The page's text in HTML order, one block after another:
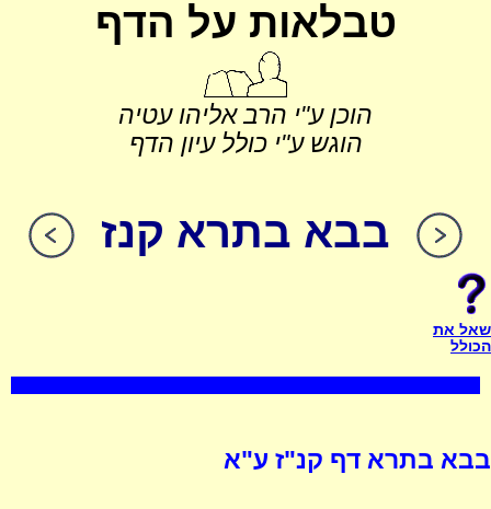
טבלאות על הדף
הוכן ע"י הרב אליהו עטיה
הוגש ע"י כולל עיון הדף
בבא בתרא קנז
שאל את
הכולל
בבא בתרא דף קנ"ז ע"א